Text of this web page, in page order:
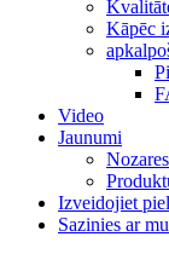
Kāpēc
Video
Jaunumi
Izveidojiet
Sazinies ar